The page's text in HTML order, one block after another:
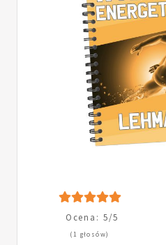
Ocena: 5/5
(1 głosów)